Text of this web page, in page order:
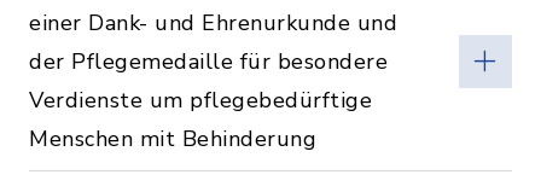
einer Dank- und Ehrenurkunde und
der Pflegemedaille für besondere
Verdienste um pflegebedürftige
Menschen mit Behinderung